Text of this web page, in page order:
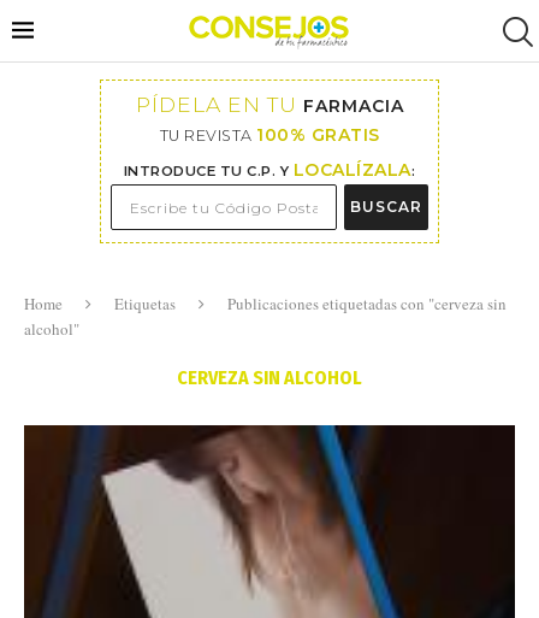
PÍDELA EN TU FARMACIA
TU REVISTA 100% GRATIS
INTRODUCE TU C.P. Y LOCALÍZALA:
BUSCAR
Home Etiquetas
Publicaciones etiquetadas con "cerveza sin
alcohol"
CERVEZA SIN ALCOHOL